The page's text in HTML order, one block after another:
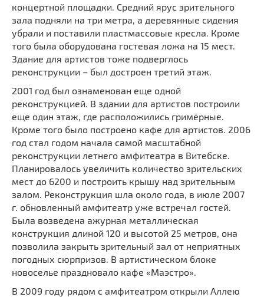
концертной площадки. Средний ярус зрительного
зала подняли на три метра, а деревянные сидения
убрали и поставили пластмассовые кресла. Кроме
того была оборудована гостевая ложа на 15 мест.
Здание для артистов тоже подверглось
реконструкции – был достроен третий этаж.
2001 год был ознаменован еще одной
реконструкцией. В здании для артистов построили
еще один этаж, где расположились гримёрные.
Кроме того было построено кафе для артистов. 2006
год стал годом начала самой масштабной
реконструкции летнего амфитеатра в Витебске.
Планировалось увеличить количество зрительских
мест до 6200 и построить крышу над зрительным
залом. Реконструкция шла около года, в июле 2007
г. обновленный амфитеатр уже встречал гостей.
Была возведена ажурная металлическая
конструкция длиной 120 и высотой 25 метров, она
позволила закрыть зрительный зал от неприятных
погодных сюрпризов. В артистическом блоке
новоселье праздновало кафе «Маэстро».
В 2009 году рядом с амфитеатром открыли Аллею